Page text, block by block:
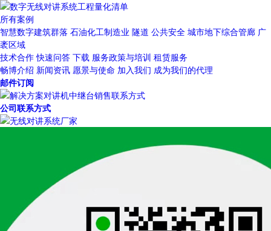
所有案例
智慧数字建筑群落 石油化工制造业 隧道 公共安全 城市地下综合管廊 广
袤区域
技术合作 快速问答 下载 服务政策与培训 租赁服务
畅博介绍 新闻资讯 愿景与使命 加入我们 成为我们的代理
邮件订阅
公司联系方式